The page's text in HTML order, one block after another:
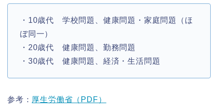
・10歳代 学校問題、健康問題・家庭問題（ほ
ぼ同一）
・20歳代 健康問題、勤務問題
・30歳代 健康問題、経済・生活問題
参考： 厚生労働省（PDF）